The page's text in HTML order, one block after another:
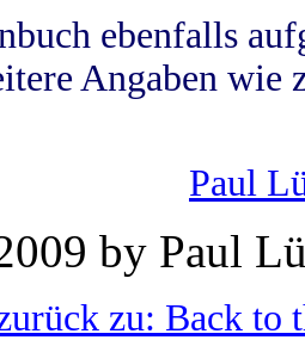
ebenfalls
Angaben wie
Paul
by Paul
zu: Back to